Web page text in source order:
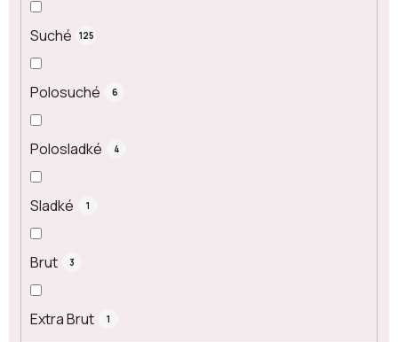
Suché 125
Polosuché 6
Polosladké 4
Sladké 1
Brut 3
Extra Brut 1